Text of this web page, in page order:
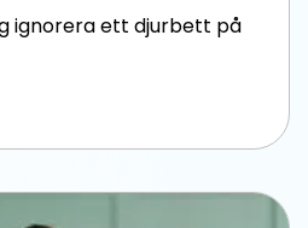
ignorera ett djurbett på